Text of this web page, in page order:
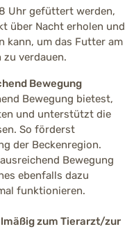
Uhr gefüttert werden,
über Nacht erholen und
kann, um das Futter am
verdauen.
Bewegung
Bewegung bietest,
und unterstützt die
So förderst
der Beckenregion.
Bewegung
ebenfalls dazu
funktionieren.
zum Tierarzt/zur